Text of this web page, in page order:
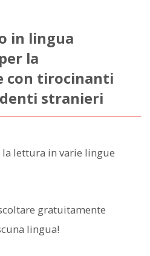
in lingua
la
con tirocinanti
stranieri
lettura in varie lingue
gratuitamente
lingua!